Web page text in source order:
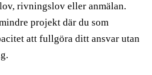
rivningslov eller anmälan.
projekt där du som
att fullgöra ditt ansvar utan